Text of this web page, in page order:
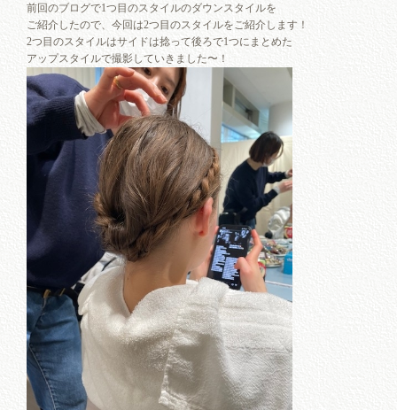
前回のブログで1つ目のスタイルのダウンスタイルを
ご紹介したので、今回は2つ目のスタイルをご紹介します！
2つ目のスタイルはサイドは捻って後ろで1つにまとめた
アップスタイルで撮影していきました〜！